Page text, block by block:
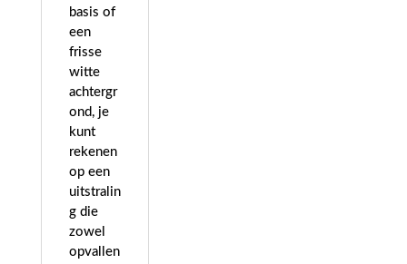
basis of
een
frisse
witte
achtergr
ond, je
kunt
rekenen
op een
uitstralin
g die
zowel
opvallen